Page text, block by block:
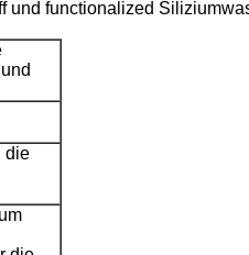
und functionalized
die